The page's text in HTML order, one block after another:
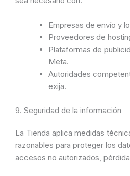
Empresas de envío y
Proveedores de
Plataformas de
Meta.
Autoridades
exija.
9. Seguridad de la información
La Tienda aplica medidas
razonables para proteger los
accesos no autorizados,